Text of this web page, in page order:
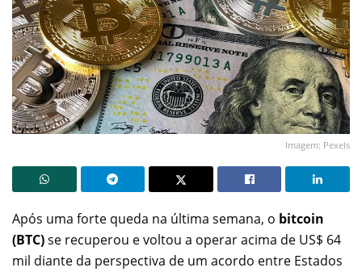
Imagem: Pexels
Após uma forte queda na última semana, o bitcoin
(BTC)se recuperou e voltou a operar acima de US$ 64
mil diante da perspectiva de um acordo entre Estados